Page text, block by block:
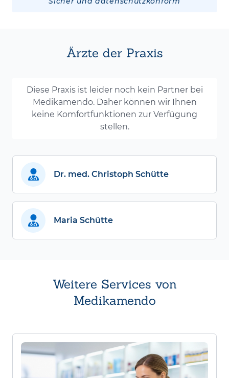
Ärzte der Praxis
Diese Praxis ist leider noch kein Partner bei
Medikamendo. Daher können wir Ihnen
keine Komfortfunktionen zur Verfügung
stellen.
Dr. med. Christoph Schütte
Maria Schütte
Weitere Services von
Medikamendo